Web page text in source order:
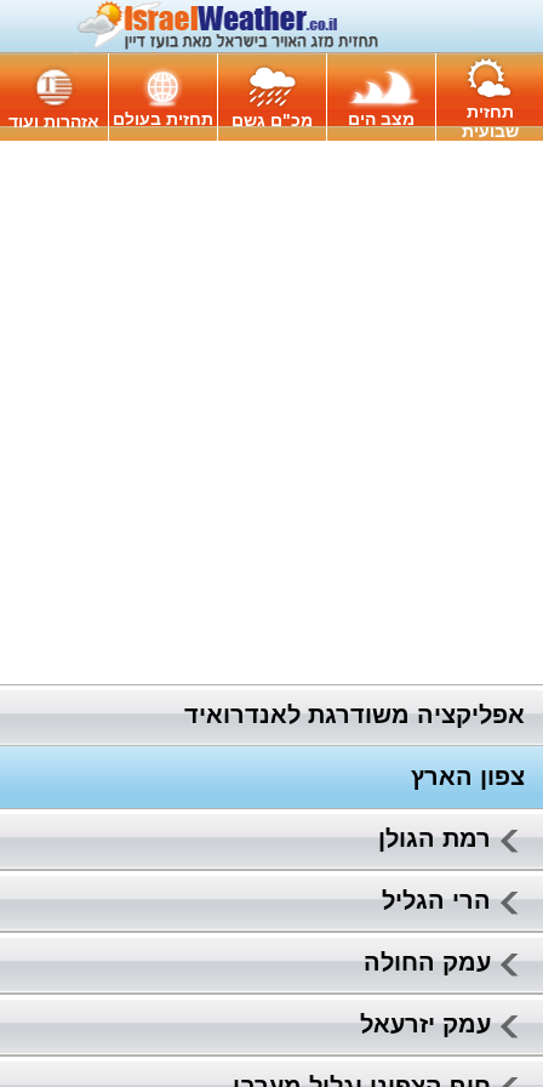
תחזית
שבועית
מצב הים מכ"ם גשם תחזית בעולם אזהרות ועוד
אפליקציה משודרגת לאנדרואיד
צפון הארץ
רמת הגולן
הרי הגליל
עמק החולה
עמק יזרעאל